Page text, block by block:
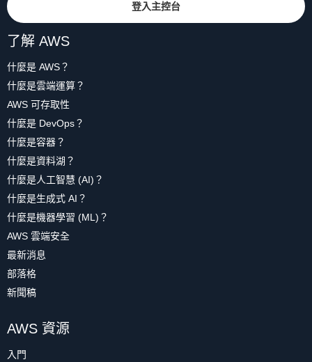
登入主控台
了解 AWS
什麼是 AWS？
什麼是雲端運算？
AWS 可存取性
什麼是 DevOps？
什麼是容器？
什麼是資料湖？
什麼是人工智慧 (AI)？
什麼是生成式 AI？
什麼是機器學習 (ML)？
AWS 雲端安全
最新消息
部落格
新聞稿
AWS 資源
入門